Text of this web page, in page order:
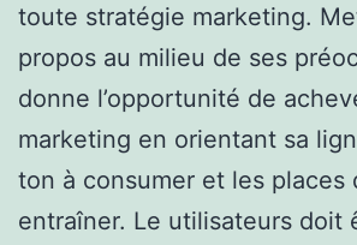
toute stratégie marketing.
propos au milieu de ses
donne l’opportunité de
marketing en orientant sa
ton à consumer et les places
entraîner. Le utilisateurs